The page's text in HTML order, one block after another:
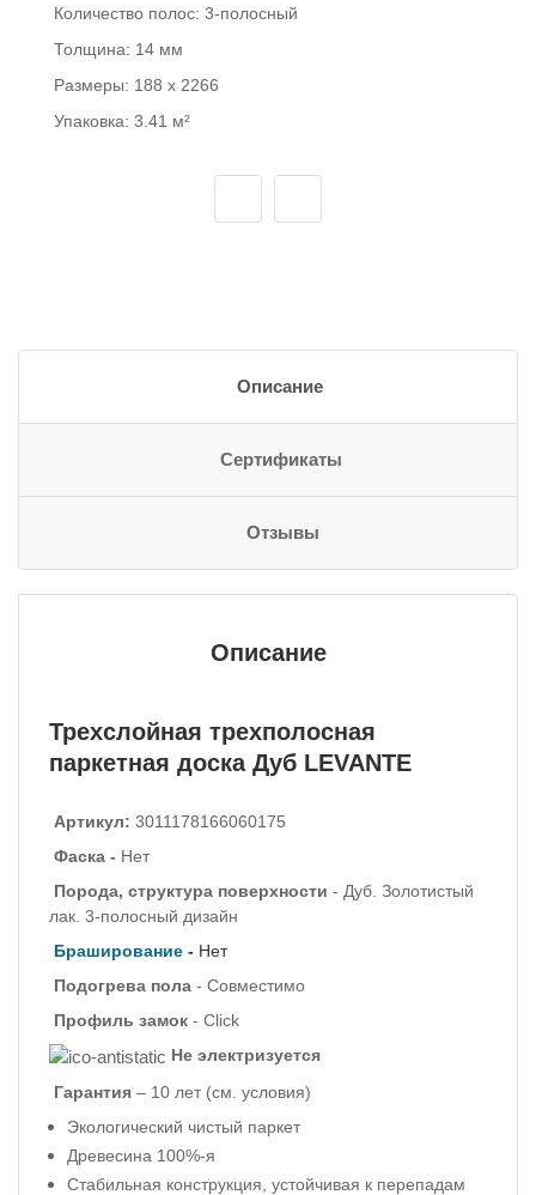
Количество полос: 3-полосный
Толщина: 14 мм
Размеры: 188 x 2266
Упаковка: 3.41 м²
Описание
Сертификаты
Отзывы
Описание
Трехслойная трехполосная
паркетная доска Дуб LEVANTE
Артикул: 3011178166060175
Фаска - Нет
Порода, структура поверхности - Дуб. Золотистый
лак. 3-полосный дизайн
Браширование - Нет
Подогрева пола - Совместимо
Профиль замок - Click
Не электризуется
Гарантия – 10 лет (см. условия)
Экологический чистый паркет
Древесина 100%-я
Стабильная конструкция, устойчивая к перепадам